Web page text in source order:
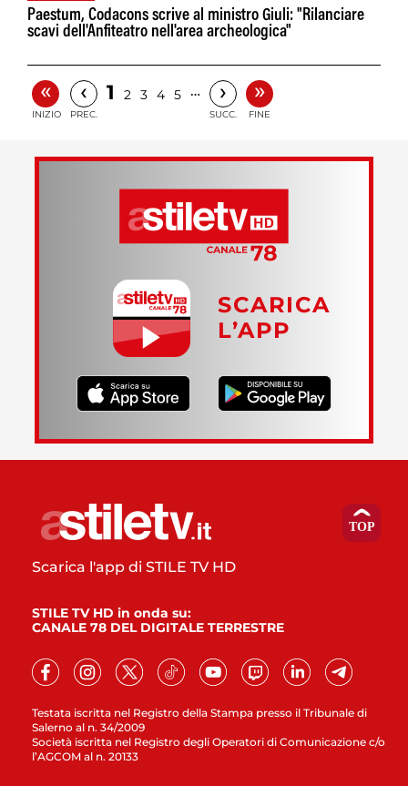
Paestum, Codacons scrive al ministro Giuli: "Rilanciare
scavi dell'Anfiteatro nell'area archeologica"
«
INIZIO
‹
PREC.
1 2 3 4 5 … ›
SUCC.
»
FINE
SCARICA
L’APP
Testata iscritta nel Registro della Stampa presso il Tribunale di
Salerno al n. 34/2009
Società iscritta nel Registro degli Operatori di Comunicazione c/o
l’AGCOM al n. 20133
Scarica l'app di STILE TV HD
STILE TV HD in onda su:
CANALE 78 DEL DIGITALE TERRESTRE